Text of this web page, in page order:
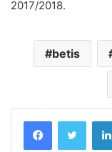
2017/2018.
betis